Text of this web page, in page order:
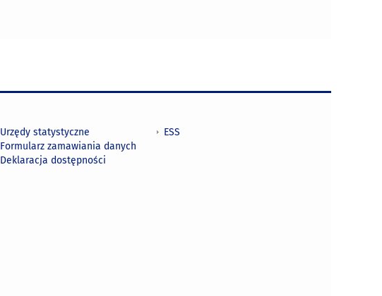
Urzędy statystyczne
Formularz zamawiania danych
Deklaracja dostępności
ESS